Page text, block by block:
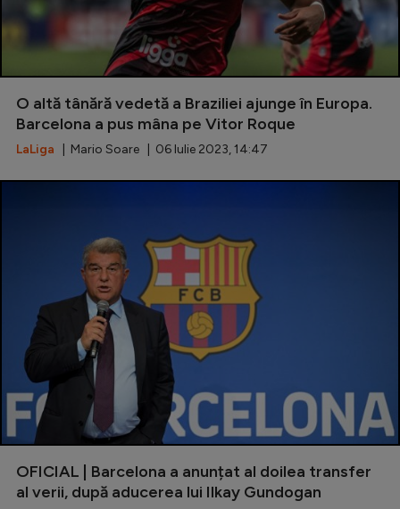
O altă tânără vedetă a Braziliei ajunge în Europa.
Barcelona a pus mâna pe Vitor Roque
LaLiga | Mario Soare | 06 Iulie 2023, 14:47
OFICIAL | Barcelona a anunțat al doilea transfer
al verii, după aducerea lui Ilkay Gundogan